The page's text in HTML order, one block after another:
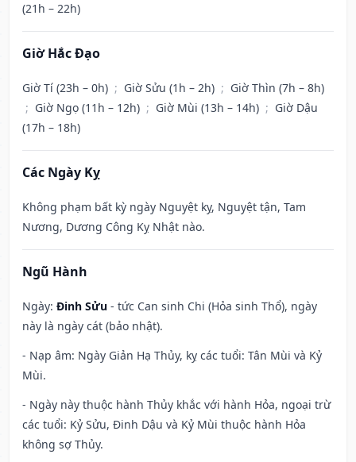
(21h – 22h)
Giờ Hắc Đạo
Giờ Tí (23h – 0h) ; Giờ Sửu (1h – 2h) ; Giờ Thìn (7h – 8h)
; Giờ Ngọ (11h – 12h) ; Giờ Mùi (13h – 14h) ; Giờ Dậu
(17h – 18h)
Các Ngày Kỵ
Không phạm bất kỳ ngày Nguyệt kỵ, Nguyệt tận, Tam
Nương, Dương Công Kỵ Nhật nào.
Ngũ Hành
Ngày: Đinh Sửu - tức Can sinh Chi (Hỏa sinh Thổ), ngày
này là ngày cát (bảo nhật).
- Nạp âm: Ngày Giản Hạ Thủy, kỵ các tuổi: Tân Mùi và Kỷ
Mùi.
- Ngày này thuộc hành Thủy khắc với hành Hỏa, ngoại trừ
các tuổi: Kỷ Sửu, Đinh Dậu và Kỷ Mùi thuộc hành Hỏa
không sợ Thủy.